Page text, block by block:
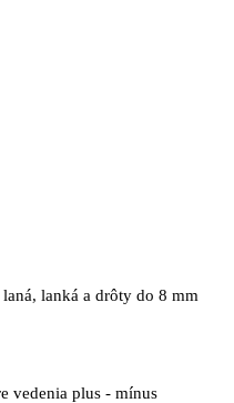
lanká a drôty do 8 mm
vedenia plus - mínus